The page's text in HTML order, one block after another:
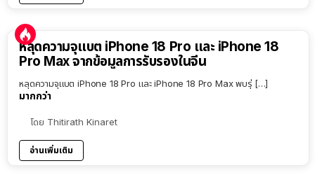
หลุดความจุแบต iPhone 18 Pro และ iPhone 18
Pro Max จากข้อมูลการรับรองในจีน
หลุดความจุแบต iPhone 18 Pro และ iPhone 18 Pro Max พบรุ่ […]
มากกว่า
โดย Thitirath Kinaret
อ่านเพิ่มเติม